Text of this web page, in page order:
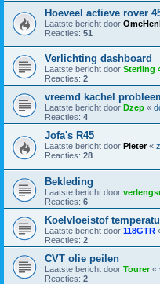
Hoeveel actieve rover
Laatste bericht door
Reacties: 51
Verlichting dashboard
Laatste bericht door Sterling
Reacties: 2
vreemd kachel
Laatste bericht door Dzep «
Reacties: 4
Jofa's R45
Laatste bericht door Pieter«
Reacties: 28
Bekleding
Laatste bericht door
Reacties: 6
Koelvloeistof
Laatste bericht door 118GTR
Reacties: 2
CVT olie peilen
Laatste bericht door Tourer«
Reacties: 2